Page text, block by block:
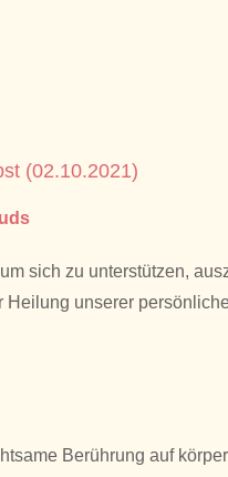
(02.10.2021)
sich zu unterstützen,
unserer
Berührung auf